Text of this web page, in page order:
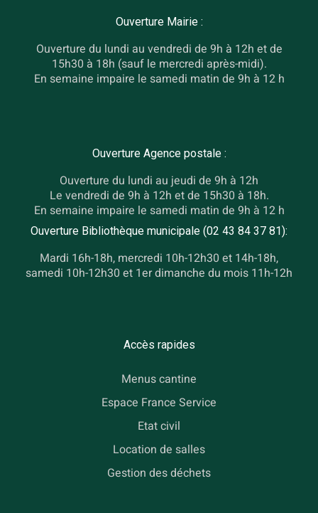
Ouverture Mairie :
Ouverture du lundi au vendredi de 9h à 12h et de
15h30 à 18h (sauf le mercredi après-midi).
En semaine impaire le samedi matin de 9h à 12 h
Ouverture Agence postale :
Ouverture du lundi au jeudi de 9h à 12h
Le vendredi de 9h à 12h et de 15h30 à 18h.
En semaine impaire le samedi matin de 9h à 12 h
Ouverture Bibliothèque municipale (02 43 84 37 81):
Mardi 16h-18h, mercredi 10h-12h30 et 14h-18h,
samedi 10h-12h30 et 1er dimanche du mois 11h-12h
Accès rapides
Menus cantine
Espace France Service
Etat civil
Location de salles
Gestion des déchets